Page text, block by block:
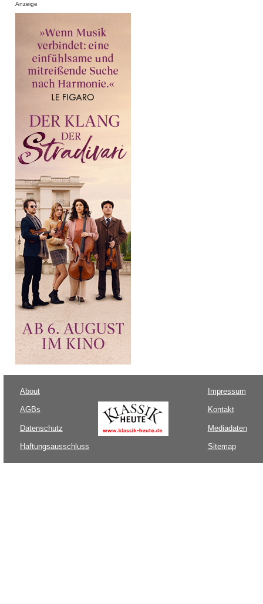
Anzeige
About
AGBs
Datenschutz
Haftungsausschluss
Impressum
Kontakt
Mediadaten
Sitemap